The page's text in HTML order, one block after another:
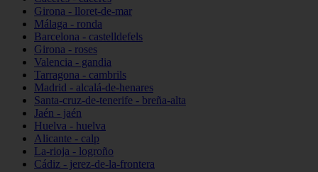
Girona - lloret-de-mar
Málaga - ronda
Barcelona - castelldefels
Girona - roses
Valencia - gandia
Tarragona - cambrils
Madrid - alcalá-de-henares
Santa-cruz-de-tenerife - breña-alta
Jaén - jaén
Huelva - huelva
Alicante - calp
La-rioja - logroño
Cádiz - jerez-de-la-frontera